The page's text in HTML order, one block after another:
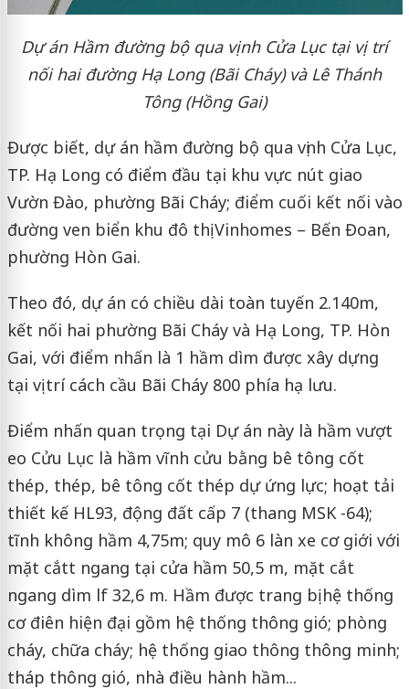
Dự án Hầm đường bộ qua vịnh Cửa Lục tại vị trí
nối hai đường Hạ Long (Bãi Cháy) và Lê Thánh
Tông (Hồng Gai)
Được biết, dự án hầm đường bộ qua vịnh Cửa Lục,
TP. Hạ Long có điểm đầu tại khu vực nút giao
Vườn Đào, phường Bãi Cháy; điểm cuối kết nối vào
đường ven biển khu đô thị Vinhomes – Bến Đoan,
phường Hòn Gai.
Theo đó, dự án có chiều dài toàn tuyến 2.140m,
kết nối hai phường Bãi Cháy và Hạ Long, TP. Hòn
Gai, với điểm nhấn là 1 hầm dìm được xây dựng
tại vị trí cách cầu Bãi Cháy 800 phía hạ lưu.
Điểm nhấn quan trọng tại Dự án này là hầm vượt
eo Cửu Lục là hầm vĩnh cửu bằng bê tông cốt
thép, thép, bê tông cốt thép dự ứng lực; hoạt tải
thiết kế HL93, động đất cấp 7 (thang MSK -64);
tĩnh không hầm 4,75m; quy mô 6 làn xe cơ giới với
mặt cắtt ngang tại cửa hầm 50,5 m, mặt cắt
ngang dìm lf 32,6 m. Hầm được trang bị hệ thống
cơ điên hiện đại gồm hệ thống thông gió; phòng
cháy, chữa cháy; hệ thống giao thông thông minh;
tháp thông gió, nhà điều hành hầm...